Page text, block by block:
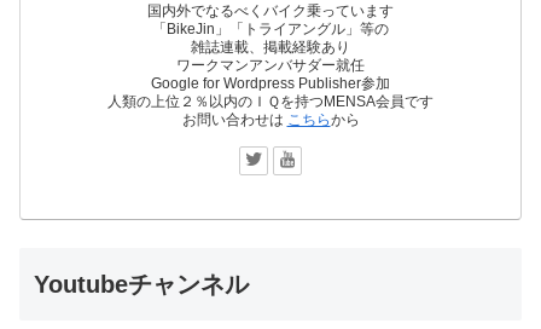
国内外でなるべくバイク乗っています
「BikeJin」「トライアングル」等の
雑誌連載、掲載経験あり
ワークマンアンバサダー就任
Google for Wordpress Publisher参加
人類の上位２％以内のＩＱを持つMENSA会員です
お問い合わせは こちらから
Youtubeチャンネル